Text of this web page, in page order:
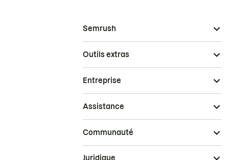
Semrush
Outils extras
Entreprise
Assistance
Communauté
Juridique